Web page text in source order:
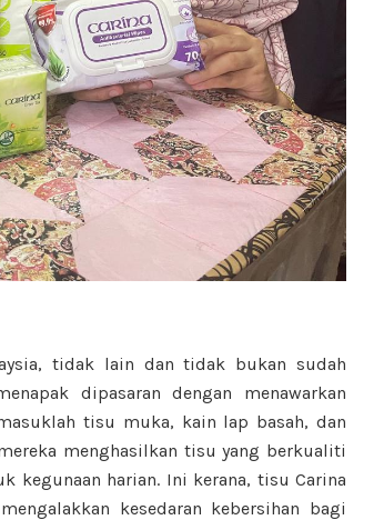
tidak lain dan tidak bukan sudah
dipasaran dengan menawarkan
tisu muka, kain lap basah, dan
menghasilkan tisu yang berkualiti
kegunaan harian. Ini kerana, tisu Carina
kesedaran kebersihan bagi